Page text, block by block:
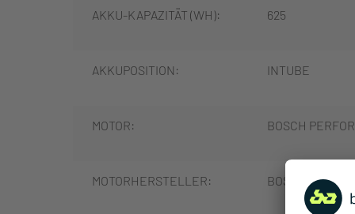
AKKU-KAPAZITÄT (WH): 625
AKKUPOSITION: INTUBE
MOTOR: BOSCH
MOTORHERSTELLER: BOSCH